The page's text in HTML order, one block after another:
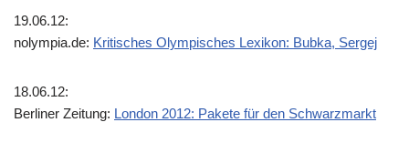
19.06.12:
nolympia.de: Kritisches Olympisches Lexikon: Bubka, Sergej
18.06.12:
Berliner Zeitung: London 2012: Pakete für den Schwarzmarkt